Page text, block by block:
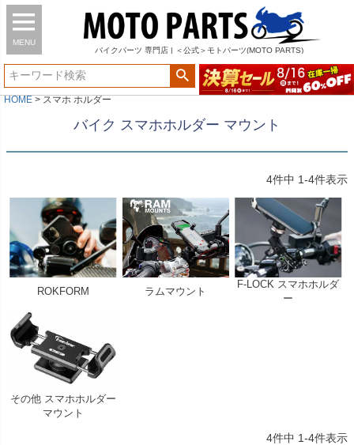
MENU
バイク パーツ 専門店 | ＜公式＞モトパーツ(MOTO PARTS)
HOME スマホ ホルダー
バイク スマホホルダー マウント
4件中 1-4件表示
ROKFORM ラムマウント
F-LOCK スマホホルダ
ー
その他 スマホホルダー
マウント
4件中 1-4件表示